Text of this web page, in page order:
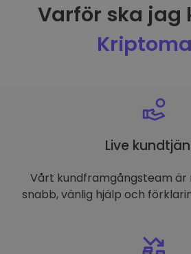
Varför ska jag
Live
Vårt kundframgångsteam är
snabb, vänlig hjälp och